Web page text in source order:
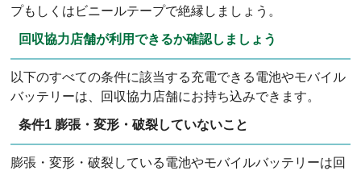
プもしくはビニールテープで絶縁しましょう。
回収協力店舗が利用できるか確認しましょう
以下のすべての条件に該当する充電できる電池やモバイル
バッテリーは、回収協力店舗にお持ち込みできます。
条件1 膨張・変形・破裂していないこと
膨張・変形・破裂している電池やモバイルバッテリーは回